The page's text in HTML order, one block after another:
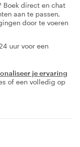
Boek direct en chat
aan te passen,
door te voeren
uur voor een
je ervaring
of een volledig op